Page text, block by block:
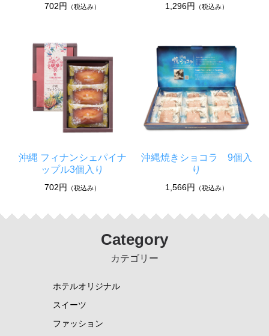
702円 （税込み） 1,296円 （税込み）
沖縄 フィナンシェパイナ
ップル3個入り
702円 （税込み）
沖縄焼きショコラ 9個入
り
1,566円 （税込み）
Category
カテゴリー
ホテルオリジナル
スイーツ
ファッション